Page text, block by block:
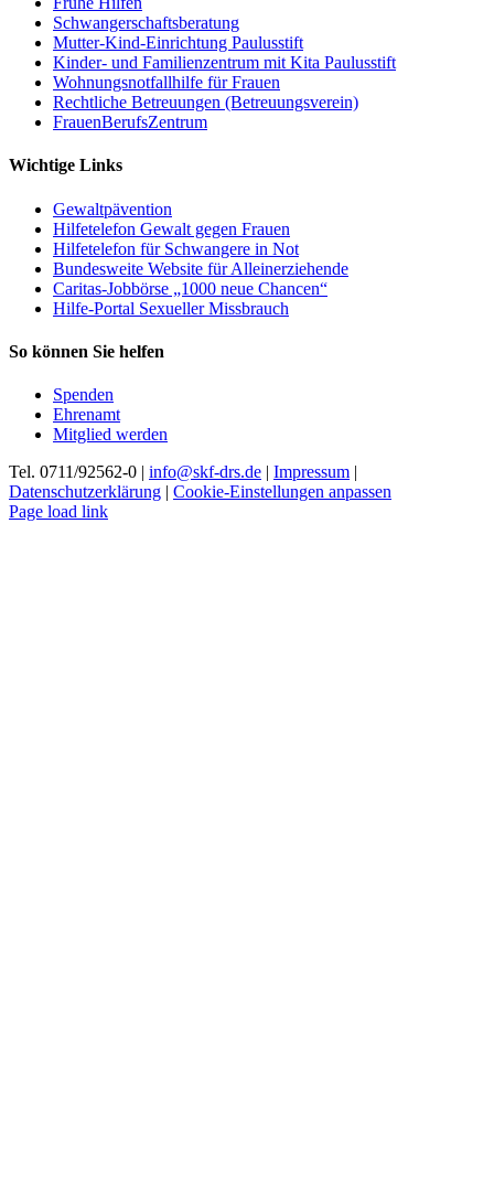
Schwangerschaftsberatung
Mutter-Kind-Einrichtung Paulusstift
Kinder- und Familienzentrum mit Kita Paulusstift
Wohnungsnotfallhilfe für Frauen
Rechtliche Betreuungen (Betreuungsverein)
FrauenBerufsZentrum
Wichtige Links
Gewaltpävention
Hilfetelefon Gewalt gegen Frauen
Hilfetelefon für Schwangere in Not
Bundesweite Website für Alleinerziehende
Caritas-Jobbörse „1000 neue Chancen“
Hilfe-Portal Sexueller Missbrauch
So können Sie helfen
Spenden
Ehrenamt
Mitglied werden
Tel. 0711/92562-0 | info@skf-drs.de | Impressum |
Datenschutzerklärung | Cookie-Einstellungen anpassen
Instagram
LinkedIn
Page load link